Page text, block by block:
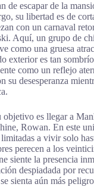
de escapar de la
su libertad es de
con un carnaval
Aquí, un grupo de
como una gruesa
exterior es tan
como un reflejo
su desesperanza
objetivo es llegar a
Rowan. En este
a vivir solo
perecen a los
siente la presencia
despiadada por
sienta aún más